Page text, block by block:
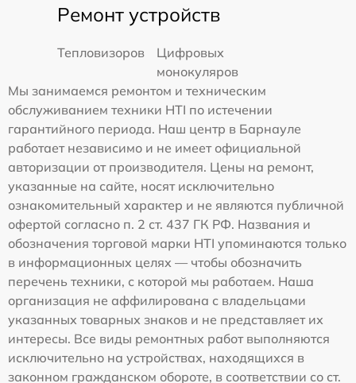
Ремонт устройств
Тепловизоров
Цифровых
монокуляров
Мы занимаемся ремонтом и техническим
обслуживанием техники HTI по истечении
гарантийного периода. Наш центр в Барнауле
работает независимо и не имеет официальной
авторизации от производителя. Цены на ремонт,
указанные на сайте, носят исключительно
ознакомительный характер и не являются публичной
офертой согласно п. 2 ст. 437 ГК РФ. Названия и
обозначения торговой марки HTI упоминаются только
в информационных целях — чтобы обозначить
перечень техники, с которой мы работаем. Наша
организация не аффилирована с владельцами
указанных товарных знаков и не представляет их
интересы. Все виды ремонтных работ выполняются
исключительно на устройствах, находящихся в
законном гражданском обороте, в соответствии со ст.